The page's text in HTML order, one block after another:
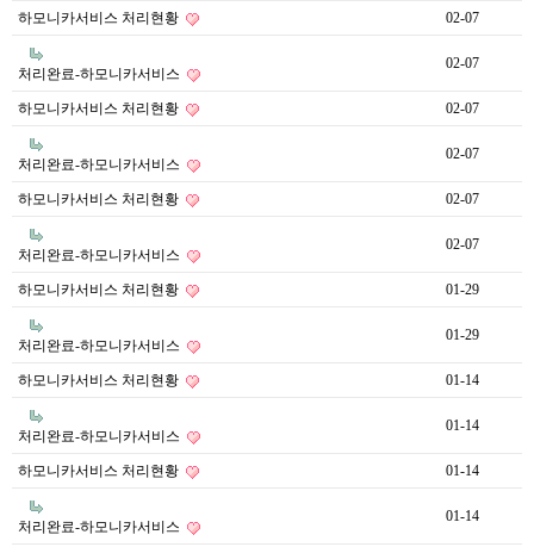
하모니카서비스 처리현황 02-07
처리완료-하모니카서비스
02-07
하모니카서비스 처리현황 02-07
처리완료-하모니카서비스
02-07
하모니카서비스 처리현황 02-07
처리완료-하모니카서비스
02-07
하모니카서비스 처리현황 01-29
처리완료-하모니카서비스
01-29
하모니카서비스 처리현황 01-14
처리완료-하모니카서비스
01-14
하모니카서비스 처리현황 01-14
처리완료-하모니카서비스
01-14